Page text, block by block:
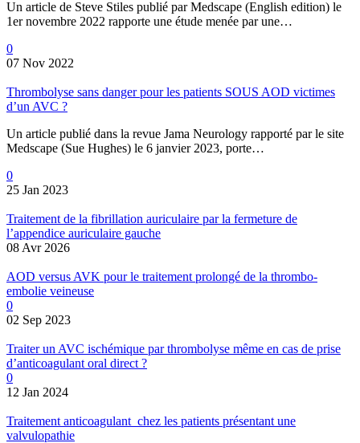
Un article de Steve Stiles publié par Medscape (English edition) le
1er novembre 2022 rapporte une étude menée par une…
0
07 Nov 2022
Thrombolyse sans danger pour les patients SOUS AOD victimes
d’un AVC ?
Un article publié dans la revue Jama Neurology rapporté par le site
Medscape (Sue Hughes) le 6 janvier 2023, porte…
0
25 Jan 2023
Traitement de la fibrillation auriculaire par la fermeture de
l’appendice auriculaire gauche
08 Avr 2026
AOD versus AVK pour le traitement prolongé de la thrombo-
embolie veineuse
0
02 Sep 2023
Traiter un AVC ischémique par thrombolyse même en cas de prise
d’anticoagulant oral direct ?
0
12 Jan 2024
Traitement anticoagulant chez les patients présentant une
valvulopathie